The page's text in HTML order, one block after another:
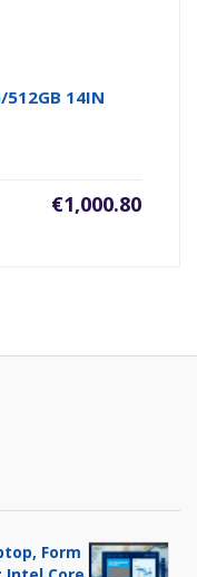
512GB 14IN
€1,000.80
Form